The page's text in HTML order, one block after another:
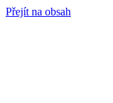
Přejít na obsah